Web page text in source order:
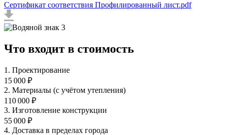
Сертификат соответствия Профилированный лист.pdf
Что входит в стоимость
1. Проектирование
15 000 ₽
2. Материалы (с учётом утепления)
110 000 ₽
3. Изготовление конструкции
55 000 ₽
4. Доставка в пределах города